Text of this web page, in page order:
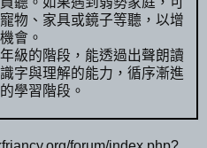
物、家具或鏡子等聽，以增
會。
級的階段，能透過出聲朗讀
字與理解的能力，循序漸進
學習階段。